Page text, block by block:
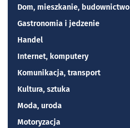
Dom, mieszkanie, budownictwo
Gastronomia i jedzenie
Handel
Internet, komputery
Komunikacja, transport
Kultura, sztuka
Moda, uroda
Motoryzacja